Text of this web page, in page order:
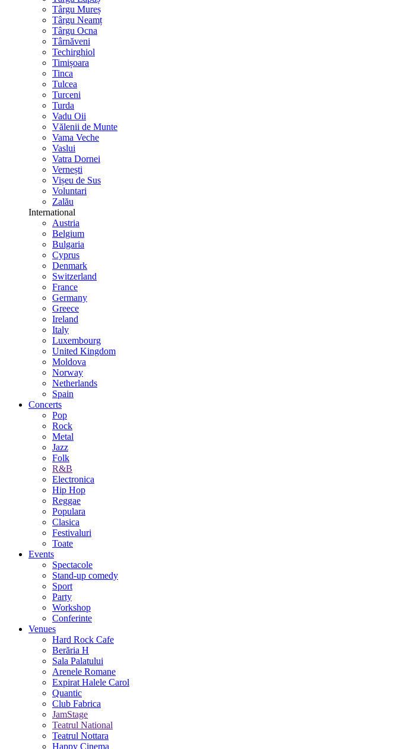
Târgu Mureș
Târgu Neamț
Târgu Ocna
Târnăveni
Techirghiol
Timișoara
Tinca
Tulcea
Turceni
Turda
Vadu Oii
Vălenii de Munte
Vama Veche
Vaslui
Vatra Dornei
Vernești
Vișeu de Sus
Voluntari
Zalău
International
Austria
Belgium
Bulgaria
Cyprus
Denmark
Switzerland
France
Germany
Greece
Ireland
Italy
Luxembourg
United Kingdom
Moldova
Norway
Netherlands
Spain
Concerts
Pop
Rock
Metal
Jazz
Folk
R&B
Electronica
Hip Hop
Reggae
Populara
Clasica
Festivaluri
Toate
Events
Spectacole
Stand-up comedy
Sport
Party
Workshop
Conferinte
Venues
Hard Rock Cafe
Berăria H
Sala Palatului
Arenele Romane
Expirat Halele Carol
Quantic
Club Fabrica
JamStage
Teatrul National
Teatrul Nottara
Happy Cinema